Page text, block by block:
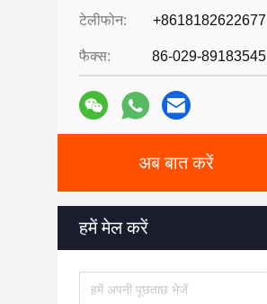
टेलीफोन: +8618182622677
फैक्स: 86-029-89183545
अब बात करें
हमें मेल करें